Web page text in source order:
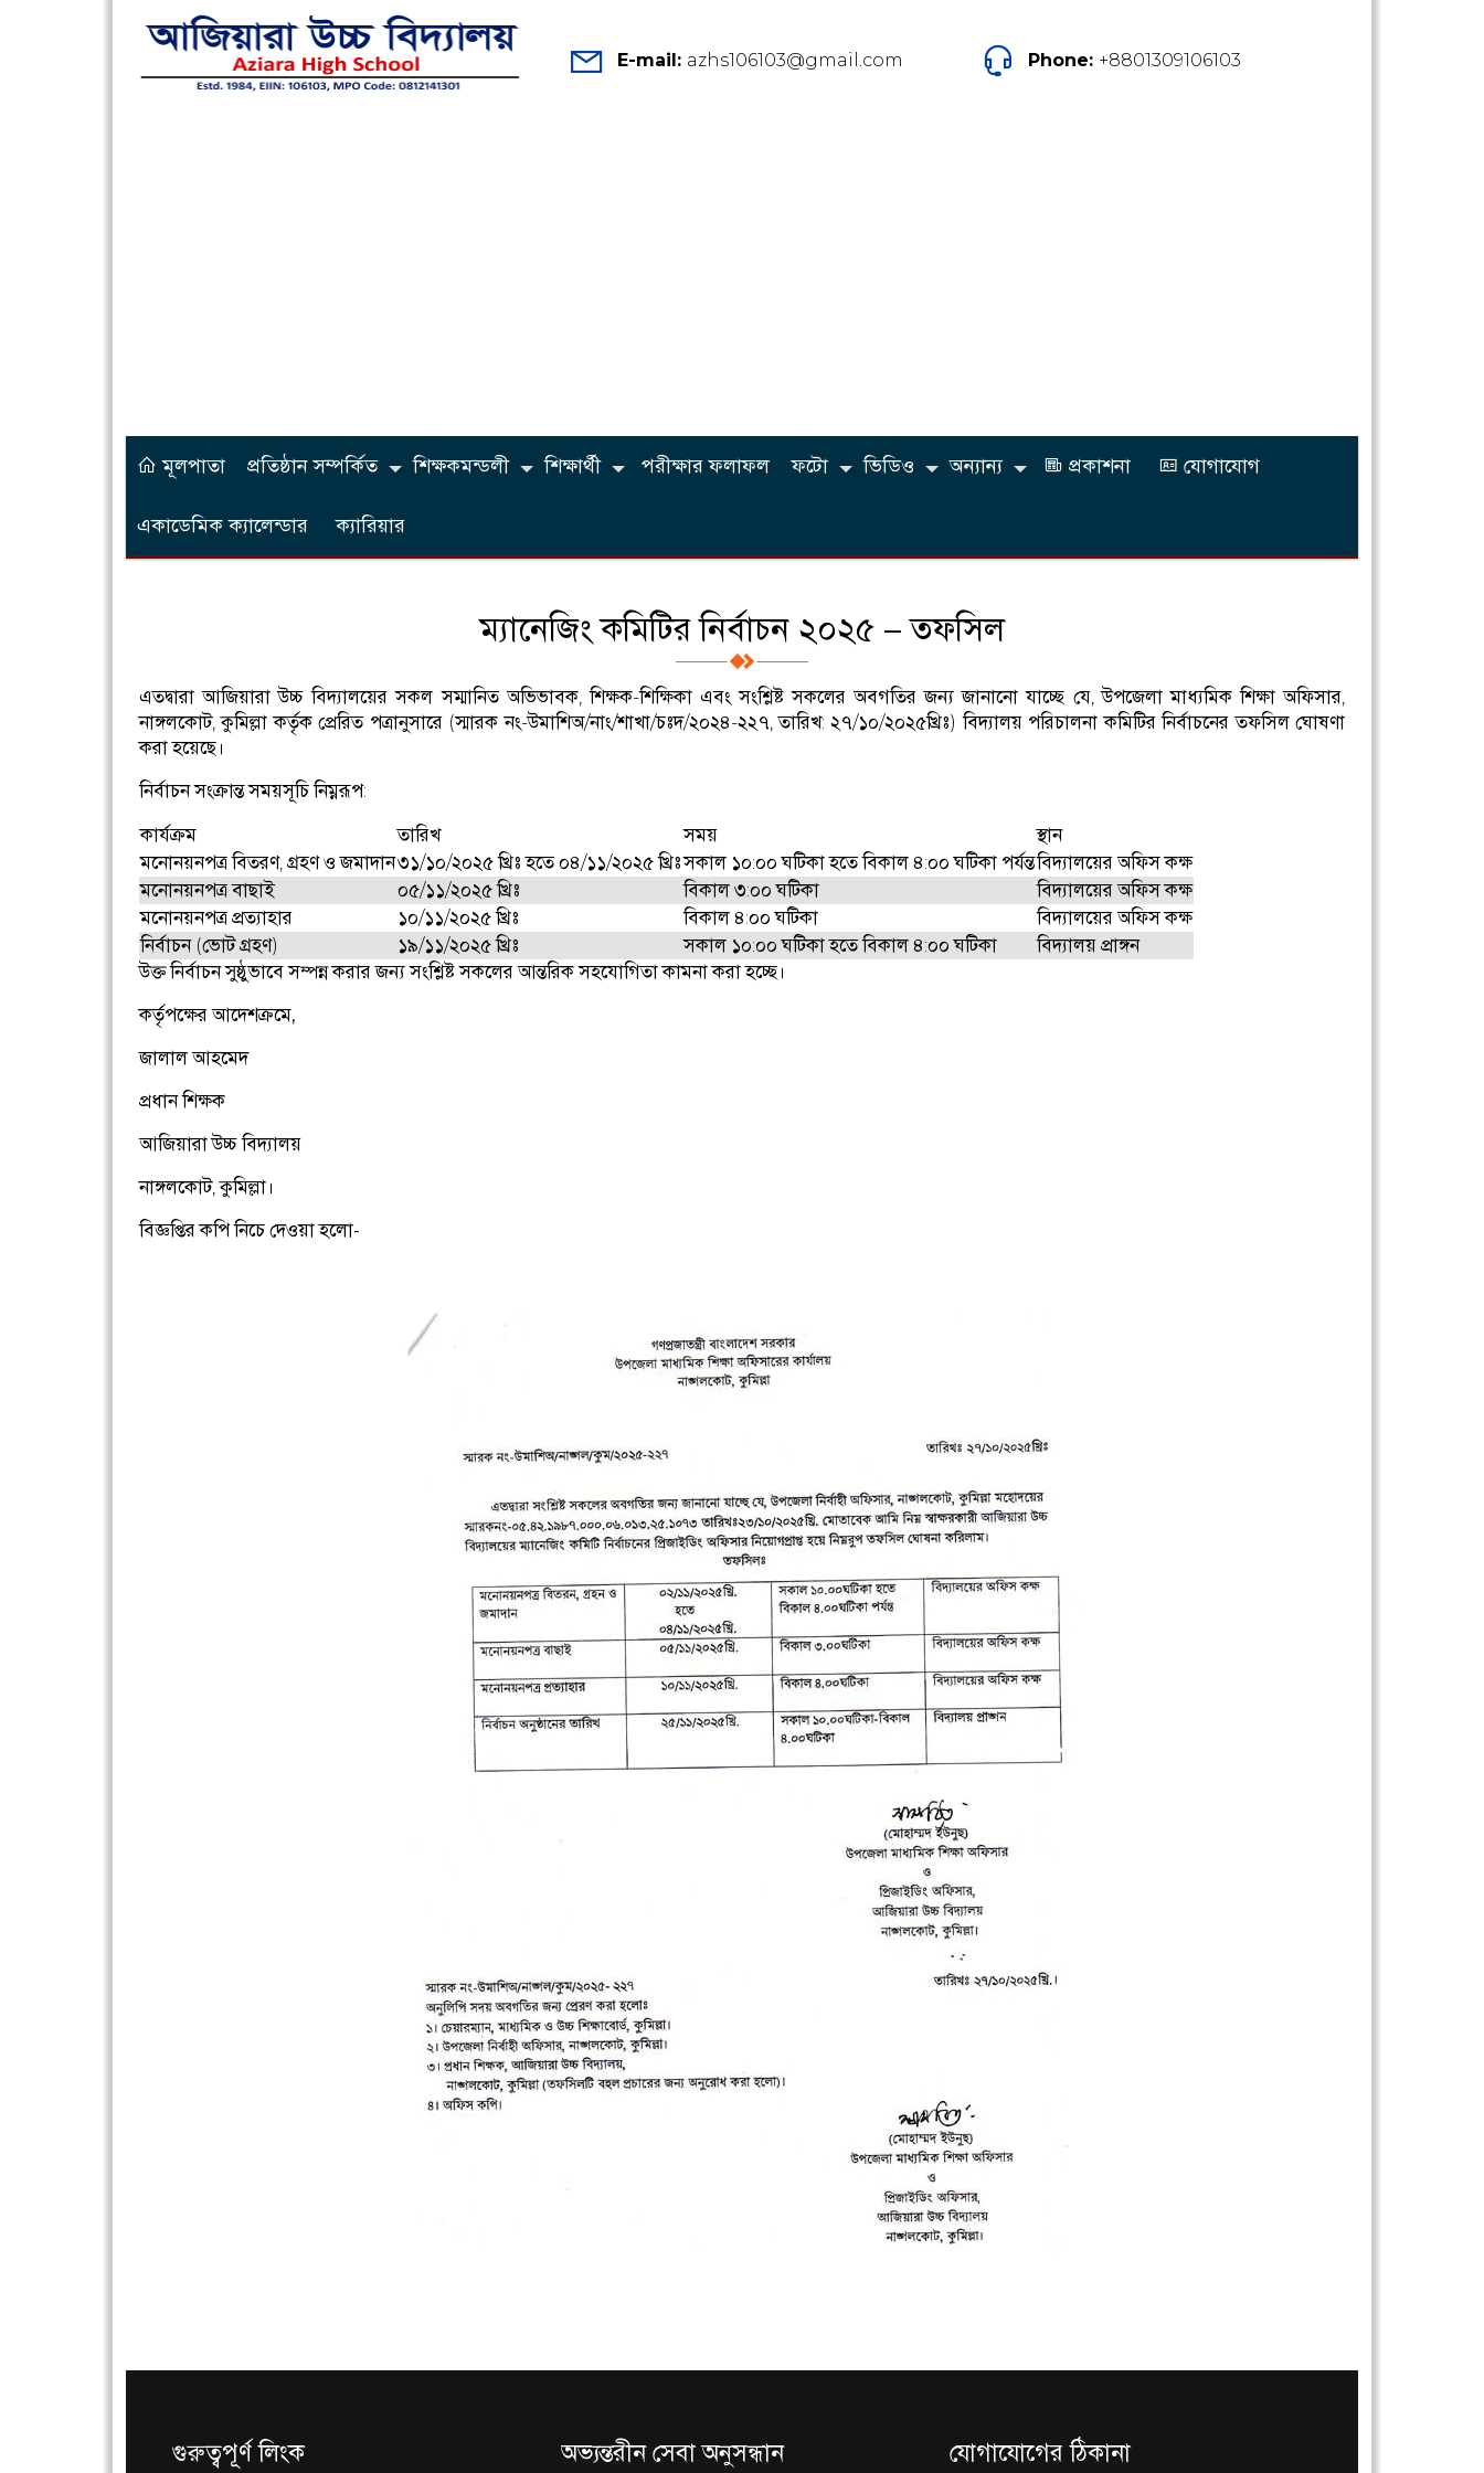
E-mail: azhs106103@gmail.com Phone: +8801309106103
মূলপাতা প্রতিষ্ঠান সম্পর্কিত শিক্ষকমন্ডলী শিক্ষার্থী পরীক্ষার ফলাফল ফটো ভিডিও অন্যান্য প্রকাশনা যোগাযোগ
একাডেমিক ক্যালেন্ডার ক্যারিয়ার
ম্যানেজিং কমিটির নির্বাচন ২০২৫ – তফসিল
এতদ্বারা আজিয়ারা উচ্চ বিদ্যালয়ের সকল সম্মানিত অভিভাবক, শিক্ষক-শিক্ষিকা এবং সংশ্লিষ্ট সকলের অবগতির জন্য জানানো যাচ্ছে যে, উপজেলা মাধ্যমিক শিক্ষা অফিসার,
নাঙ্গলকোট, কুমিল্লা কর্তৃক প্রেরিত পত্রানুসারে (স্মারক নং-উমাশিঅ/নাং/শাখা/চঃদ/২০২৪-২২৭, তারিখ: ২৭/১০/২০২৫খ্রিঃ) বিদ্যালয় পরিচালনা কমিটির নির্বাচনের তফসিল ঘোষণা
করা হয়েছে।
নির্বাচন সংক্রান্ত সময়সূচি নিম্নরূপ:
কার্যক্রম
তারিখ সময়
স্থান
মনোনয়নপত্র বিতরণ, গ্রহণ ও জমাদান৩১/১০/২০২৫ খ্রিঃ হতে ০৪/১১/২০২৫ খ্রিঃসকাল ১০:০০ ঘটিকা হতে বিকাল ৪:০০ ঘটিকা পর্যন্তবিদ্যালয়ের অফিস কক্ষ
মনোনয়নপত্র বাছাই
০৫/১১/২০২৫ খ্রিঃ বিকাল ৩:০০ ঘটিকা
বিদ্যালয়ের অফিস কক্ষ
মনোনয়নপত্র প্রত্যাহার
১০/১১/২০২৫ খ্রিঃ বিকাল ৪:০০ ঘটিকা
বিদ্যালয়ের অফিস কক্ষ
নির্বাচন (ভোট গ্রহণ)
১৯/১১/২০২৫ খ্রিঃ সকাল ১০:০০ ঘটিকা হতে বিকাল ৪:০০ ঘটিকা
বিদ্যালয় প্রাঙ্গন
উক্ত নির্বাচন সুষ্ঠুভাবে সম্পন্ন করার জন্য সংশ্লিষ্ট সকলের আন্তরিক সহযোগিতা কামনা করা হচ্ছে।
কর্তৃপক্ষের আদেশক্রমে,
জালাল আহমেদ
প্রধান শিক্ষক
আজিয়ারা উচ্চ বিদ্যালয়
নাঙ্গলকোট, কুমিল্লা।
বিজ্ঞপ্তির কপি নিচে দেওয়া হলো-
গুরুত্বপূর্ণ লিংক অভ্যন্তরীন সেবা অনুসন্ধান যোগাযোগের ঠিকানা